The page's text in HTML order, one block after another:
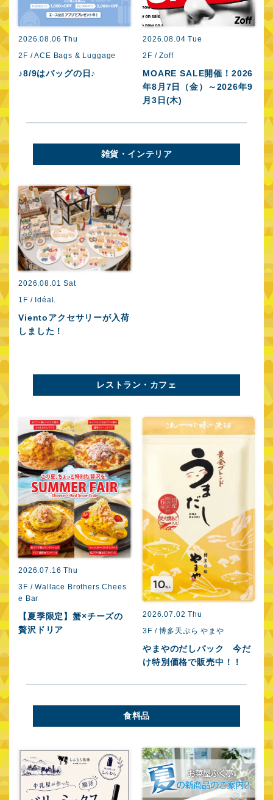
2026.08.06 Thu
2F / ACE Bags & Luggage
♪8/9はバッグの日♪
2026.08.04 Tue
2F / Zoff
MOARE SALE開催！2026
年8月7日（金）～2026年9
月3日(木)
雑貨・インテリア
2026.08.01 Sat
1F / Idéal.
Vientoアクセサリーが入荷
しました！
レストラン・カフェ
2026.07.16 Thu
3F / Wallace Brothers Chees
e Bar
【夏季限定】蟹×チーズの
贅沢ドリア
2026.07.02 Thu
3F / 博多天ぷら やまや
やまやのだしパック 今だ
け特別価格で販売中！！
食料品